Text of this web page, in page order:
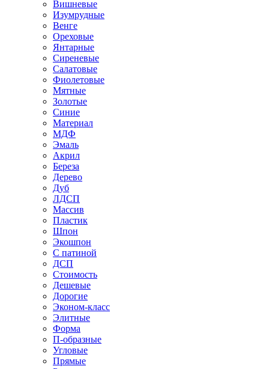
Вишневые
Изумрудные
Венге
Ореховые
Янтарные
Сиреневые
Салатовые
Фиолетовые
Мятные
Золотые
Синие
Материал
МДФ
Эмаль
Акрил
Береза
Дерево
Дуб
ЛДСП
Массив
Пластик
Шпон
Экошпон
С патиной
ДСП
Стоимость
Дешевые
Дорогие
Эконом-класс
Элитные
Форма
П-образные
Угловые
Прямые